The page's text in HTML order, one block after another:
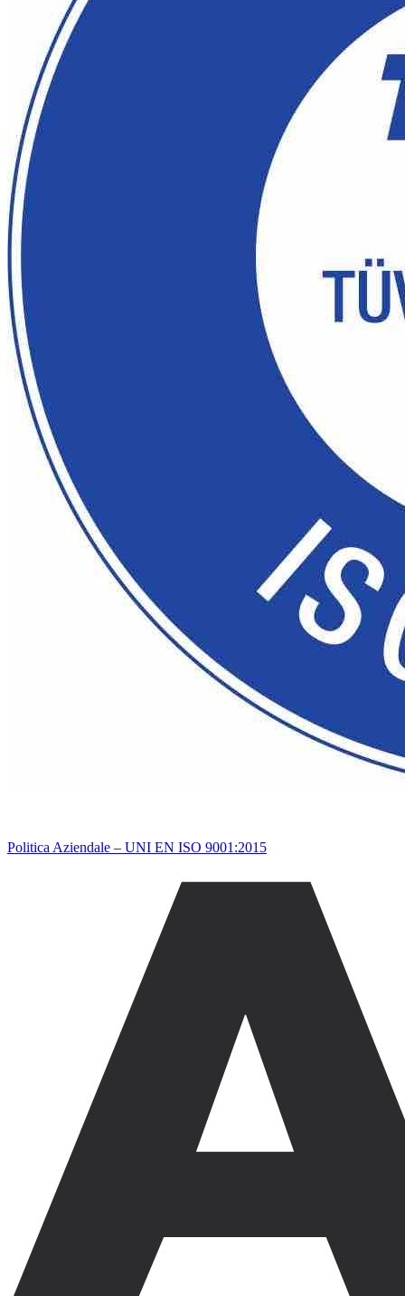
Politica Aziendale – UNI EN ISO 9001:2015